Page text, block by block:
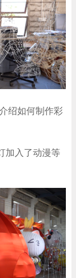
绍如何制作彩
加入了动漫等